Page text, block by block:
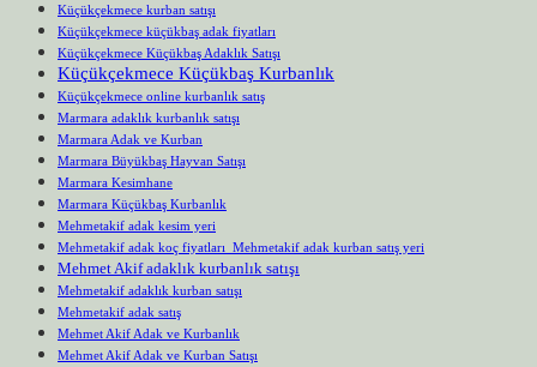
Küçükçekmece kurban satışı
Küçükçekmece küçükbaş adak fiyatları
Küçükçekmece Küçükbaş Adaklık Satışı
Küçükçekmece Küçükbaş Kurbanlık
Küçükçekmece online kurbanlık satış
Marmara adaklık kurbanlık satışı
Marmara Adak ve Kurban
Marmara Büyükbaş Hayvan Satışı
Marmara Kesimhane
Marmara Küçükbaş Kurbanlık
Mehmetakif adak kesim yeri
Mehmetakif adak koç fiyatları Mehmetakif adak kurban satış yeri
Mehmet Akif adaklık kurbanlık satışı
Mehmetakif adaklık kurban satışı
Mehmetakif adak satış
Mehmet Akif Adak ve Kurbanlık
Mehmet Akif Adak ve Kurban Satışı